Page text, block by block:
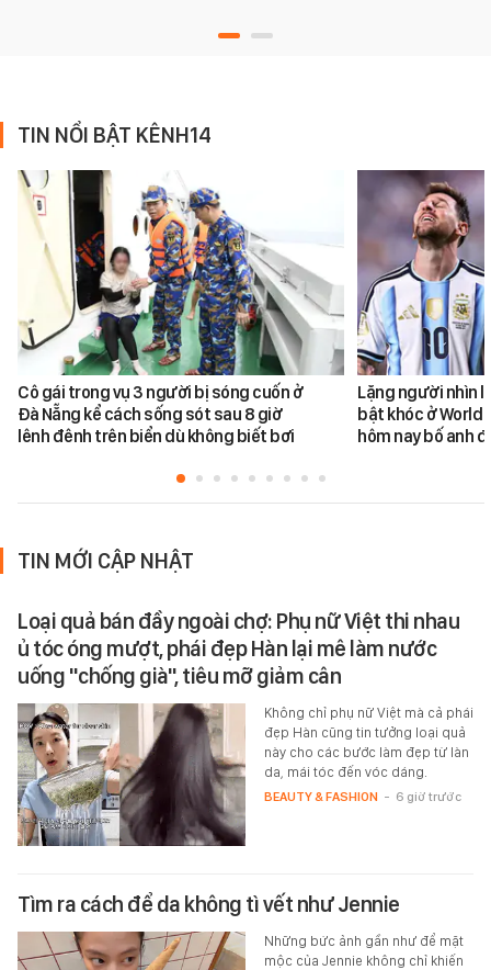
TIN NỔI BẬT KÊNH14
Cô gái trong vụ 3 người bị sóng cuốn ở
Đà Nẵng kể cách sống sót sau 8 giờ
lênh đênh trên biển dù không biết bơi
Lặng người nhìn
bật khóc ở World
hôm nay bố anh
TIN MỚI CẬP NHẬT
Loại quả bán đầy ngoài chợ: Phụ nữ Việt thi nhau
ủ tóc óng mượt, phái đẹp Hàn lại mê làm nước
uống "chống già", tiêu mỡ giảm cân
Không chỉ phụ nữ Việt mà cả phái
đẹp Hàn cũng tin tưởng loại quả
này cho các bước làm đẹp từ làn
da, mái tóc đến vóc dáng.
BEAUTY & FASHION - 6 giờ trước
Tìm ra cách để da không tì vết như Jennie
Những bức ảnh gần như để mặt
mộc của Jennie không chỉ khiến